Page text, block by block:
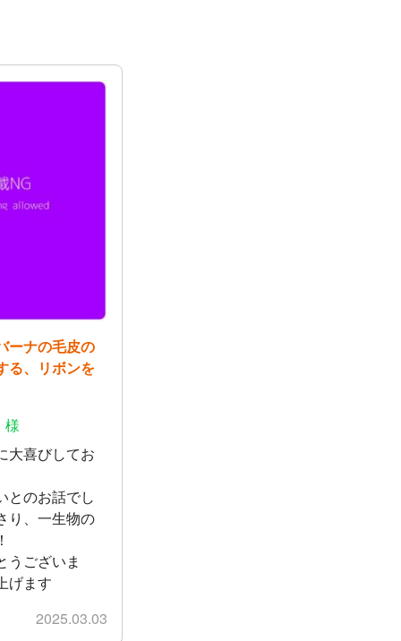
ーナの毛皮の
る、リボンを
様
大喜びしてお
とのお話でし
り、一生物の
うございま
げます
2025.03.03